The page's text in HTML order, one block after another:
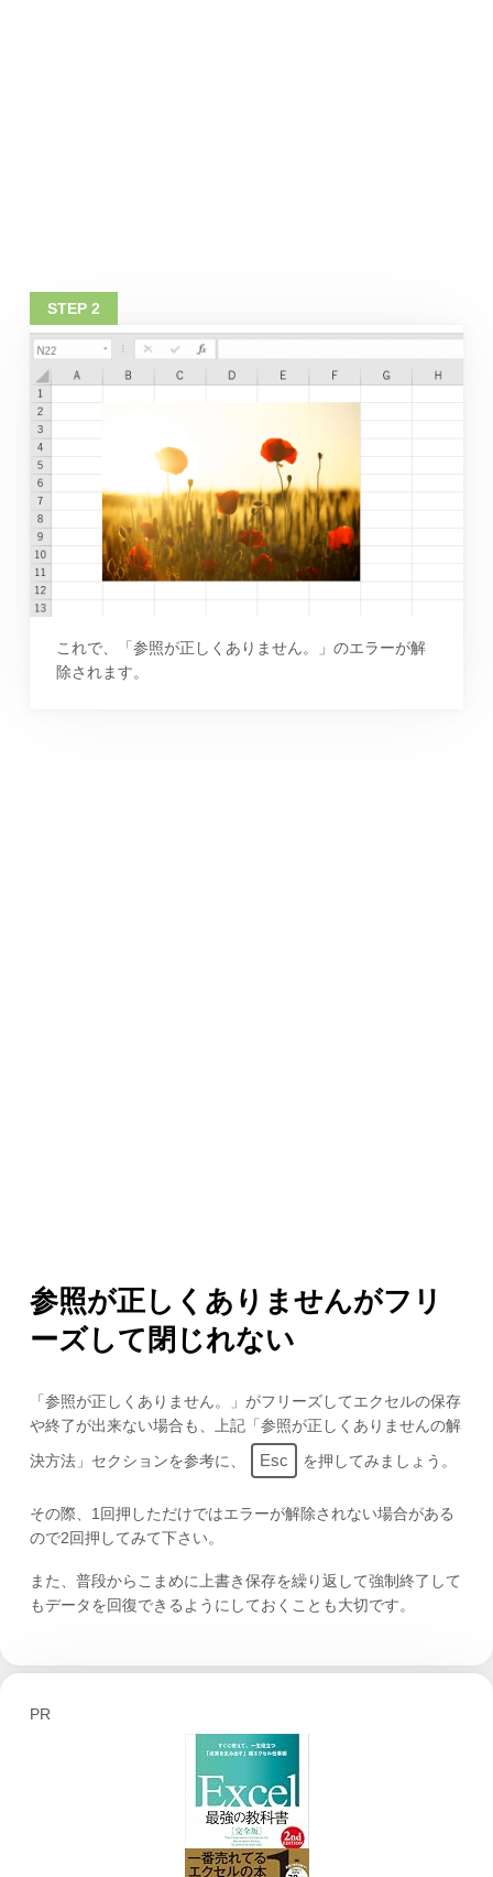
これで、「参照が正しくありません。」のエラーが解
除されます。
参照が正しくありませんがフリ
ーズして閉じれない
「参照が正しくありません。」がフリーズしてエクセルの保存
や終了が出来ない場合も、上記「参照が正しくありませんの解
決方法」セクションを参考に、
Esc を押してみましょう。
その際、1回押しただけではエラーが解除されない場合がある
ので2回押してみて下さい。
また、普段からこまめに上書き保存を繰り返して強制終了して
もデータを回復できるようにしておくことも大切です。
PR